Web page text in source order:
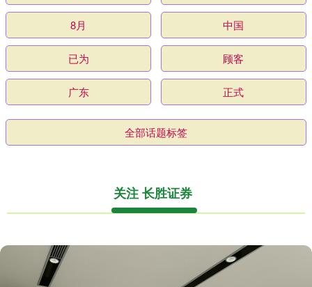
8月 中国
已为 顾客
广东 正式
全部话题标签
关注 长胜证券